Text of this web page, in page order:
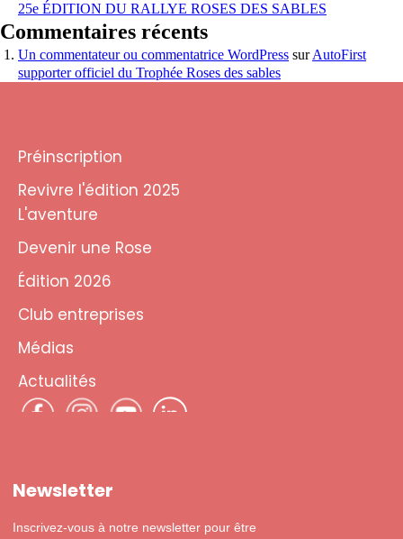
25e ÉDITION DU RALLYE ROSES DES SABLES
Commentaires récents
Un commentateur ou commentatrice WordPress surAutoFirst
supporter officiel du Trophée Roses des sables
Préinscription
Revivre l'édition 2025
L'aventure
Devenir une Rose
Édition 2026
Club entreprises
Médias
Actualités
Newsletter
Inscrivez-vous à notre newsletter pour être